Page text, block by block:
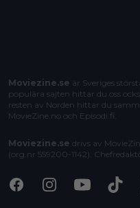
Moviezine.se är Sveriges
populära sajten hittar du oss
resten av Norden hittar du
MovieZine.no och Episodi.fi
Moviezine.se drivs av
(org.nr 559200-1142).
FacebookInstagramYoutubeTiktok